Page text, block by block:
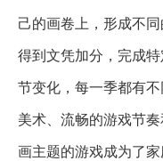
己的画卷上，形成不
得到文凭加分，完成
节变化，每一季都有
美术、流畅的游戏节
画主题的游戏成为了家